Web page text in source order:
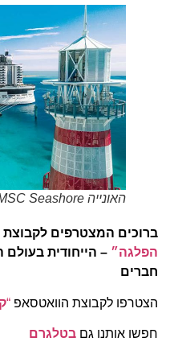
האונייה MSC Seashore מבקרת באושן קיי . צילום MSC
ברוכים המצטרפים לקבוצת
הפלגה״
חברים
הצטרפו לקבוצת הוואטסאפ“
חפשו אותנו גםבטלגרם